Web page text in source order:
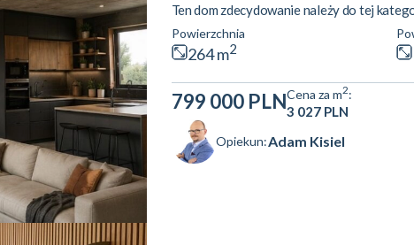
Ten dom zdecydowanie należy do tej
bardzo funkcjonalny układ pomieszczeń,
samochody i świetna lokalizacja z szybkim
Powierzchnia
264 m2
799 000 PLNCena za m2:
3 027 PLN
Opiekun:Adam Kisiel